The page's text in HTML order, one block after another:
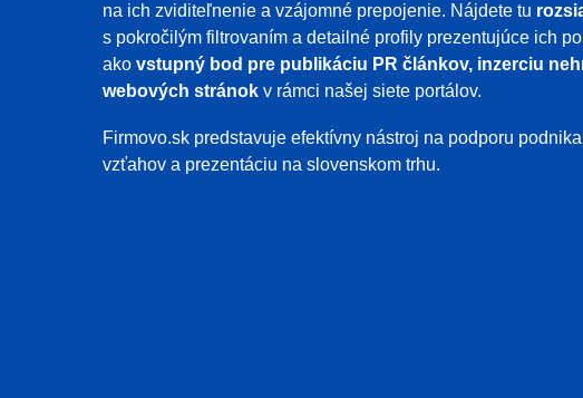
na ich zviditeľnenie a vzájomné prepojenie. Nájdete tu
s pokročilým filtrovaním a detailné profily prezentujúce ich
ako vstupný bod pre publikáciu PR článkov, inzerciu
webových stránok v rámci našej siete portálov.
Firmovo.sk predstavuje efektívny nástroj na podporu
vzťahov a prezentáciu na slovenskom trhu.